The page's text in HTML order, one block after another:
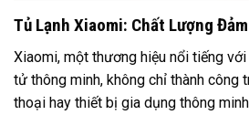
Tủ Lạnh Xiaomi: Chất Lượng
Xiaomi, một thương hiệu nổi tiếng
tử thông minh, không chỉ thành công
thoại hay thiết bị gia dụng thông